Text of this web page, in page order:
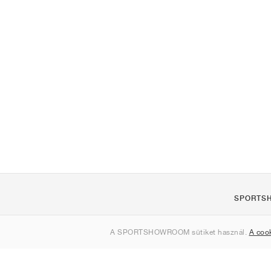
A SPORTSHOWROOM sütiket használ. A
Kapcsolat